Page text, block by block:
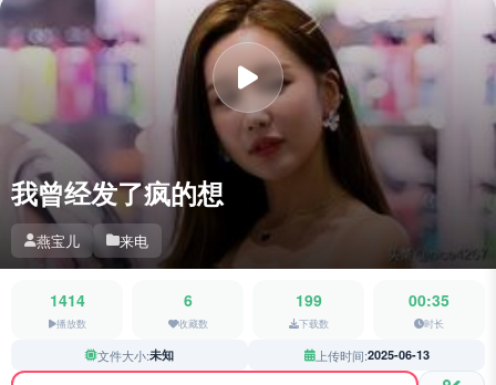
我曾经发了疯的想
燕宝儿 来电
1414
播放数
6
收藏数
199
下载数
00:35
时长
文件大小:未知 上传时间:2025-06-13